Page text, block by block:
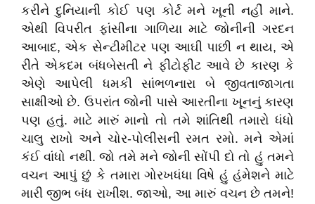
કરીને દુનિયાની કોઈ પણ કોર્ટ મને ખૂની નહીં માને.
એથી વિપરીત ફાંસીના ગાળિયા માટે જોનીની ગરદન
આબાદ, એક સેન્ટીમીટર પણ આઘી પાછી ન થાય, એ
રીતે એકદમ બંધબેસતી ને ફીટોફીટ આવે છે કારણ કે
એણે આપેલી ધમકી સાંભળનારા બે જીવતાજાગતા
સાક્ષીઓ છે. ઉપરાંત જોની પાસે આરતીના ખૂનનું કારણ
પણ હતું. માટે મારું માનો તો તમે શાંતિથી તમારો ધંધો
ચાલુ રાખો અને ચોર-પોલીસની રમત રમો. મને એમાં
કંઈ વાંધો નથી. જો તમે મને જોની સોંપી દો તો હું તમને
વચન આપું છું કે તમારા ગોરખધંધા વિષે હું હંમેશને માટે
મારી જીભ બંધ રાખીશ. જાઓ, આ મારું વચન છે તમને!